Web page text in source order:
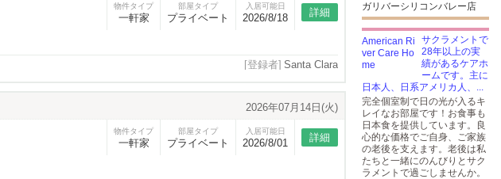
物件タイプ
一軒家
部屋タイプ
プライベート
入居可能日
2026/8/18 詳細
[登録者] Santa Clara
2026年07月14日(火)
物件タイプ
一軒家
部屋タイプ
プライベート
入居可能日
2026/8/01 詳細
ガリバーシリコンバレー店
サクラメントで
28年以上の実
績があるケアホ
ームです。主に
日本人、日系アメリカ人、...
完全個室制で日の光が入るキ
レイなお部屋です！お食事も
日本食を提供しています。良
心的な価格でご自身、ご家族
の老後を支えます。老後は私
たちと一緒にのんびりとサク
ラメントで過ごしませんか。